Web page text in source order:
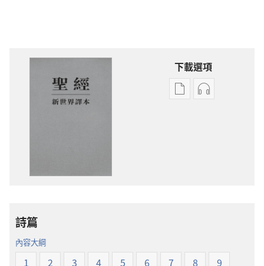
下載選項
電
新
錄
譯
詩篇
內容大綱
1 2 3 4 5 6 7 8
9